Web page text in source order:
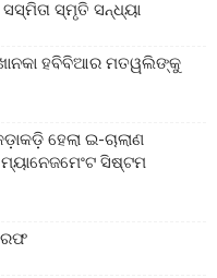
ସସ୍ମିତା ସ୍ମୃତି ସନ୍ଧ୍ୟା
ହବିବିଆର ମତୱଲିଙ୍କୁ
ହେଲା ଇ-ଚାଲାଣ
ସିଷ୍ଟମ